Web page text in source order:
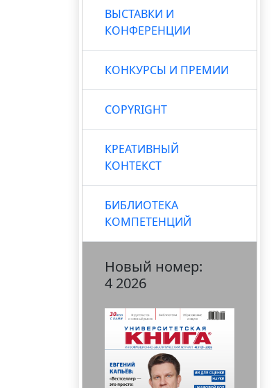
ВЫСТАВКИ И
КОНФЕРЕНЦИИ
КОНКУРСЫ И ПРЕМИИ
COPYRIGHT
КРЕАТИВНЫЙ
КОНТЕКСТ
БИБЛИОТЕКА
КОМПЕТЕНЦИЙ
Новый номер:
4 2026